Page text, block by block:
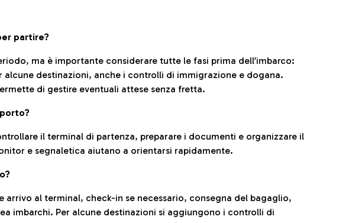
partire?
ma è importante considerare tutte le fasi prima dell’imbarco:
alcune destinazioni, anche i controlli di immigrazione e dogana.
di gestire eventuali attese senza fretta.
il terminal di partenza, preparare i documenti e organizzare il
e segnaletica aiutano a orientarsi rapidamente.
arrivo al terminal, check-in se necessario, consegna del bagaglio,
imbarchi. Per alcune destinazioni si aggiungono i controlli di